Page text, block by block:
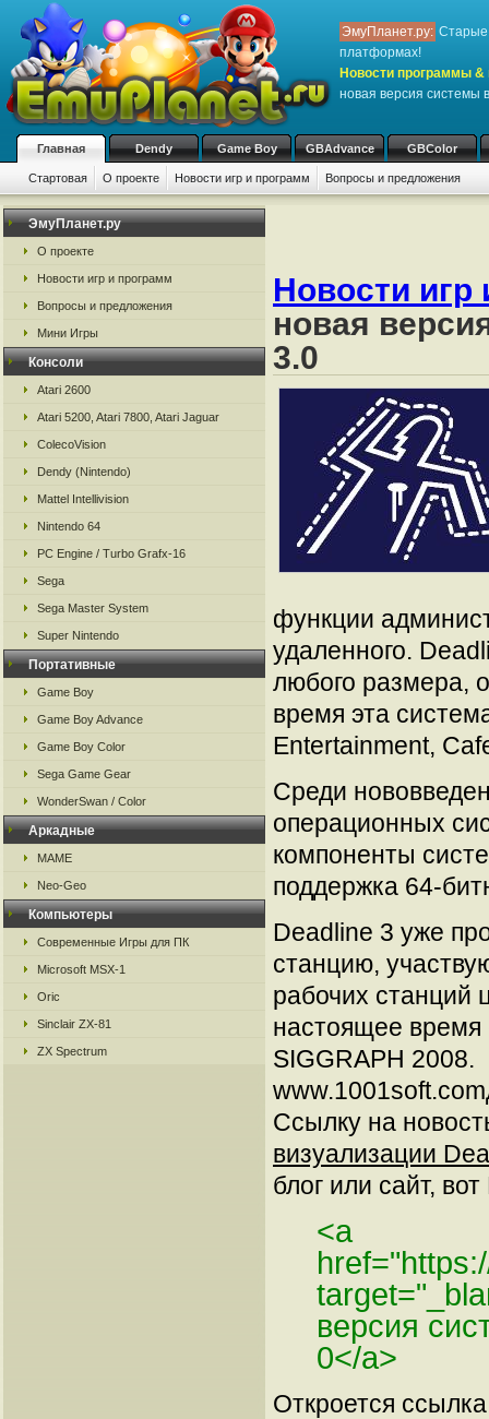
ЭмуПланет.ру: Старые
платформах!
Новости программы &
новая версия системы
Главная Dendy Game Boy GBAdvance GBColor
Стартовая О проекте Новости игр и программ Вопросы и предложения
ЭмуПланет.ру
О проекте
Новости игр и программ
Вопросы и предложения
Мини Игры
Консоли
Atari 2600
Atari 5200, Atari 7800, Atari Jaguar
ColecoVision
Dendy (Nintendo)
Mattel Intellivision
Nintendo 64
PC Engine / Turbo Grafx-16
Sega
Sega Master System
Super Nintendo
Портативные
Game Boy
Game Boy Advance
Game Boy Color
Sega Game Gear
WonderSwan / Color
Аркадные
MAME
Neo-Geo
Компьютеры
Современные Игры для ПК
Microsoft MSX-1
Oric
Sinclair ZX-81
ZX Spectrum
Новости игр
новая
3.0
функции
удаленного.
любого размера,
время эта
Entertainment,
Среди
операционных
компоненты
поддержка 64-
Deadline 3 уже
станцию,
рабочих станций
настоящее время
SIGGRAPH 2008.
Ссылку на
визуализации
блог или сайт,
<a
версия
0</a>
Откроется